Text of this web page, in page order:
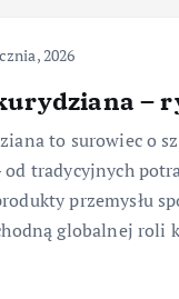
2026
–
to surowiec o
tradycyjnych
przemysłu
globalnej roli